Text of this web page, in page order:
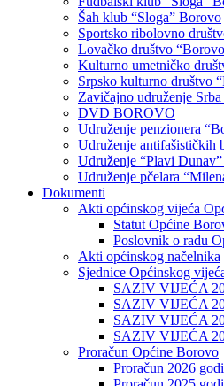
Šah klub “Sloga” Borovo
Sportsko ribolovno
Lovačko društvo
Kulturno umetničko
Srpsko kulturno društvo
Zavičajno udruženje
DVD BOROVO
Udruženje penzionera
Udruženje antifašističkih
Udruženje “Plavi
Udruženje pčelara
Dokumenti
Akti općinskog vijeća
Statut Općine
Poslovnik o radu
Akti općinskog načelnika
Sjednice Općinskog
SAZIV VIJEĆA
SAZIV VIJEĆA
SAZIV VIJEĆA
SAZIV VIJEĆA
Proračun Općine Borovo
Proračun 2026